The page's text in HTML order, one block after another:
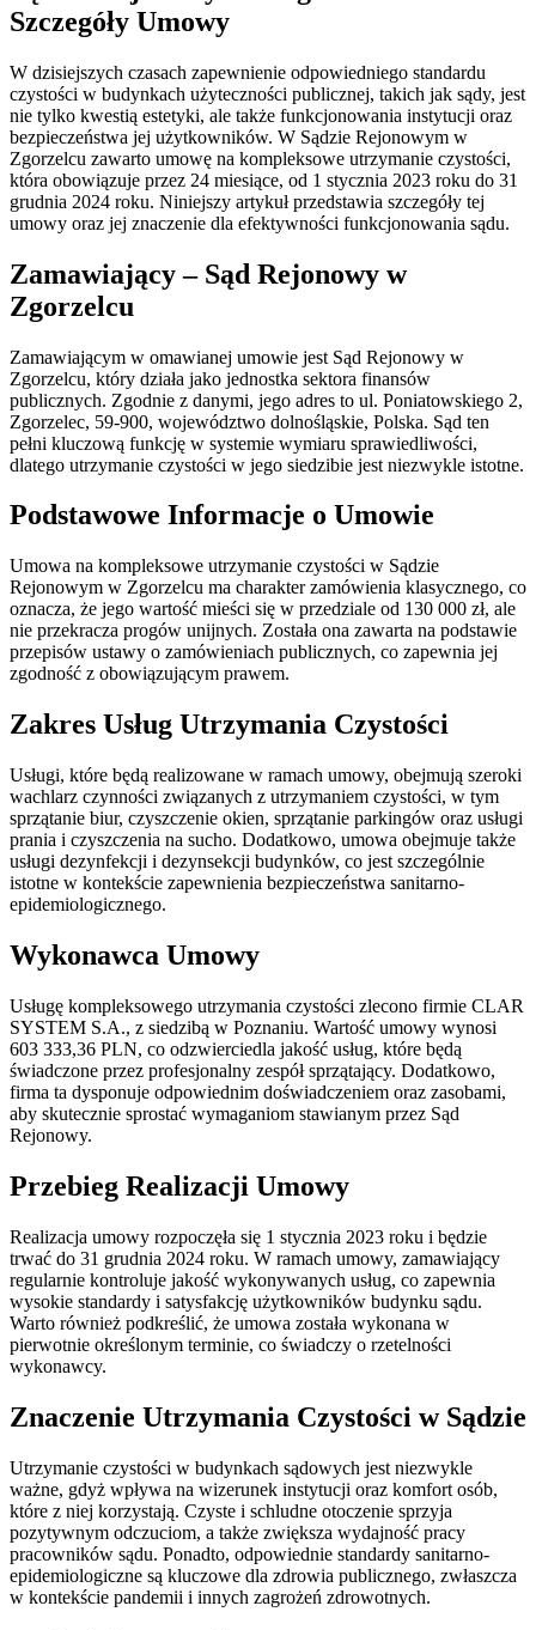
Szczegóły Umowy
W dzisiejszych czasach zapewnienie odpowiedniego standardu
czystości w budynkach użyteczności publicznej, takich jak sądy, jest
nie tylko kwestią estetyki, ale także funkcjonowania instytucji oraz
bezpieczeństwa jej użytkowników. W Sądzie Rejonowym w
Zgorzelcu zawarto umowę na kompleksowe utrzymanie czystości,
która obowiązuje przez 24 miesiące, od 1 stycznia 2023 roku do 31
grudnia 2024 roku. Niniejszy artykuł przedstawia szczegóły tej
umowy oraz jej znaczenie dla efektywności funkcjonowania sądu.
Zamawiający – Sąd Rejonowy w
Zgorzelcu
Zamawiającym w omawianej umowie jest Sąd Rejonowy w
Zgorzelcu, który działa jako jednostka sektora finansów
publicznych. Zgodnie z danymi, jego adres to ul. Poniatowskiego 2,
Zgorzelec, 59-900, województwo dolnośląskie, Polska. Sąd ten
pełni kluczową funkcję w systemie wymiaru sprawiedliwości,
dlatego utrzymanie czystości w jego siedzibie jest niezwykle istotne.
Podstawowe Informacje o Umowie
Umowa na kompleksowe utrzymanie czystości w Sądzie
Rejonowym w Zgorzelcu ma charakter zamówienia klasycznego, co
oznacza, że jego wartość mieści się w przedziale od 130 000 zł, ale
nie przekracza progów unijnych. Została ona zawarta na podstawie
przepisów ustawy o zamówieniach publicznych, co zapewnia jej
zgodność z obowiązującym prawem.
Zakres Usług Utrzymania Czystości
Usługi, które będą realizowane w ramach umowy, obejmują szeroki
wachlarz czynności związanych z utrzymaniem czystości, w tym
sprzątanie biur, czyszczenie okien, sprzątanie parkingów oraz usługi
prania i czyszczenia na sucho. Dodatkowo, umowa obejmuje także
usługi dezynfekcji i dezynsekcji budynków, co jest szczególnie
istotne w kontekście zapewnienia bezpieczeństwa sanitarno-
epidemiologicznego.
Wykonawca Umowy
Usługę kompleksowego utrzymania czystości zlecono firmie CLAR
SYSTEM S.A., z siedzibą w Poznaniu. Wartość umowy wynosi
603 333,36 PLN, co odzwierciedla jakość usług, które będą
świadczone przez profesjonalny zespół sprzątający. Dodatkowo,
firma ta dysponuje odpowiednim doświadczeniem oraz zasobami,
aby skutecznie sprostać wymaganiom stawianym przez Sąd
Rejonowy.
Przebieg Realizacji Umowy
Realizacja umowy rozpoczęła się 1 stycznia 2023 roku i będzie
trwać do 31 grudnia 2024 roku. W ramach umowy, zamawiający
regularnie kontroluje jakość wykonywanych usług, co zapewnia
wysokie standardy i satysfakcję użytkowników budynku sądu.
Warto również podkreślić, że umowa została wykonana w
pierwotnie określonym terminie, co świadczy o rzetelności
wykonawcy.
Znaczenie Utrzymania Czystości w Sądzie
Utrzymanie czystości w budynkach sądowych jest niezwykle
ważne, gdyż wpływa na wizerunek instytucji oraz komfort osób,
które z niej korzystają. Czyste i schludne otoczenie sprzyja
pozytywnym odczuciom, a także zwiększa wydajność pracy
pracowników sądu. Ponadto, odpowiednie standardy sanitarno-
epidemiologiczne są kluczowe dla zdrowia publicznego, zwłaszcza
w kontekście pandemii i innych zagrożeń zdrowotnych.